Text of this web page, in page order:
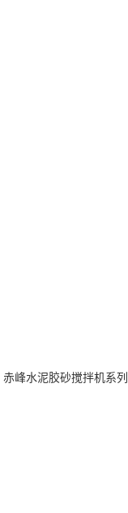
赤峰水泥胶砂搅拌机系列